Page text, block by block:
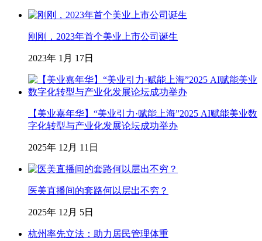
刚刚，2023年首个美业上市公司诞生
2023年 1月 17日
【美业嘉年华】“美业引力·赋能上海”2025 AI赋能美业数
字化转型与产业化发展论坛成功举办
2025年 12月 11日
医美直播间的套路何以层出不穷？
2025年 12月 5日
杭州率先立法：助力居民管理体重